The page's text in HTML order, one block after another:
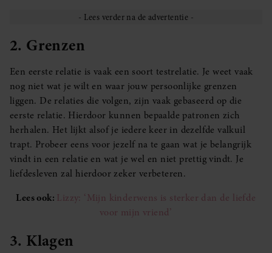
2. Grenzen
Een eerste relatie is vaak een soort testrelatie. Je weet vaak
nog niet wat je wilt en waar jouw persoonlijke grenzen
liggen. De relaties die volgen, zijn vaak gebaseerd op die
eerste relatie. Hierdoor kunnen bepaalde patronen zich
herhalen. Het lijkt alsof je iedere keer in dezelfde valkuil
trapt. Probeer eens voor jezelf na te gaan wat je belangrijk
vindt in een relatie en wat je wel en niet prettig vindt. Je
liefdesleven zal hierdoor zeker verbeteren.
Lees ook: Lizzy: ‘Mijn kinderwens is sterker dan de liefde
voor mijn vriend’
3. Klagen